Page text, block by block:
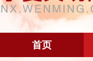
首页